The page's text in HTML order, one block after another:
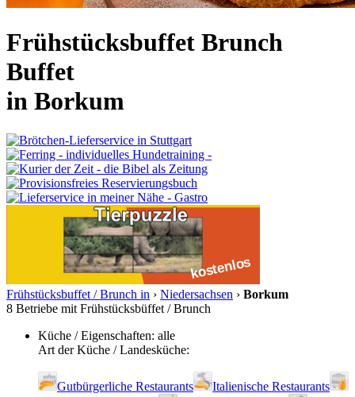
Frühstücksbuffet Brunch
Buffet
in Borkum
Frühstücksbuffet / Brunch in › Niedersachsen › Borkum
8 Betriebe mit Frühstücksbüffet / Brunch
Küche / Eigenschaften: alle
Art der Küche / Landesküche:
Gutbürgerliche Restaurants
Italienische Restaurants